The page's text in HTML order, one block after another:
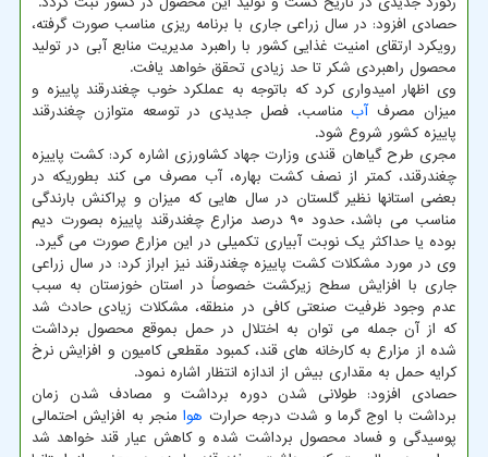
حصادی افزود: در سال زراعی جاری با برنامه ریزی مناسب صورت گرفته،
رویکرد ارتقای امنیت غذایی کشور با راهبرد مدیریت منابع آبی در تولید
محصول راهبردی شکر تا حد زیادی تحقق خواهد یافت.
وی اظهار امیدواری کرد که باتوجه به عملکرد خوب چغندرقند پاییزه و
میزان مصرفآب مناسب، فصل جدیدی در توسعه متوازن چغندرقند
پاییزه کشور شروع شود.
مجری طرح گیاهان قندی وزارت جهاد کشاورزی اشاره کرد: کشت پاییزه
چغندرقند، کمتر از نصف کشت بهاره، آب مصرف می کند بطوریکه در
بعضی استانها نظیر گلستان در سال هایی که میزان و پراکنش بارندگی
مناسب می باشد، حدود ۹۰ درصد مزارع چغندرقند پاییزه بصورت دیم
بوده یا حداکثر یک نوبت آبیاری تکمیلی در این مزارع صورت می گیرد.
وی در مورد مشکلات کشت پاییزه چغندرقند نیز ابراز کرد: در سال زراعی
جاری با افزایش سطح زیرکشت خصوصاً در استان خوزستان به سبب
عدم وجود ظرفیت صنعتی کافی در منطقه، مشکلات زیادی حادث شد
که از آن جمله می توان به اختلال در حمل بموقع محصول برداشت
شده از مزارع به کارخانه های قند، کمبود مقطعی کامیون و افزایش نرخ
کرایه حمل به مقداری بیش از اندازه انتظار اشاره نمود.
حصادی افزود: طولانی شدن دوره برداشت و مصادف شدن زمان
برداشت با اوج گرما و شدت درجه حرارت هوامنجر به افزایش احتمالی
پوسیدگی و فساد محصول برداشت شده و کاهش عیار قند خواهد شد